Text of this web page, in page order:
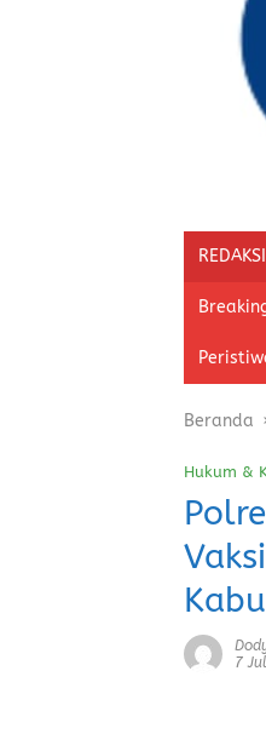
REDAKSI
Beranda
Hukum &
7